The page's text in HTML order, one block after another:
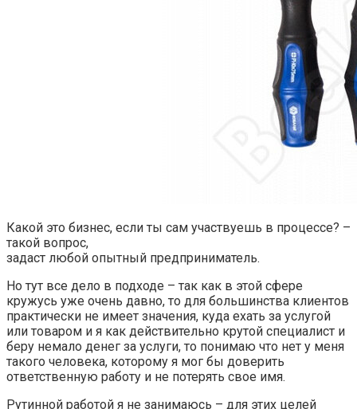
Какой это бизнес, если ты сам участвуешь в процессе? –
такой вопрос,
задаст любой опытный предприниматель.
Но тут все дело в подходе – так как в этой сфере
кружусь уже очень давно, то для большинства клиентов
практически не имеет значения, куда ехать за услугой
или товаром и я как действительно крутой специалист и
беру немало денег за услуги, то понимаю что нет у меня
такого человека, которому я мог бы доверить
ответственную работу и не потерять свое имя.
Рутинной работой я не занимаюсь – для этих целей